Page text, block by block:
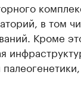
в том
Кроме